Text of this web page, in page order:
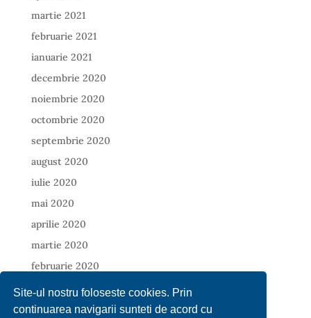
Site-ul nostru foloseste cookies. Prin
continuarea navigarii sunteti de acord cu
martie 2021
februarie 2021
ianuarie 2021
decembrie 2020
noiembrie 2020
octombrie 2020
septembrie 2020
august 2020
iulie 2020
mai 2020
aprilie 2020
martie 2020
februarie 2020
ianuarie 2020
decembrie 2019